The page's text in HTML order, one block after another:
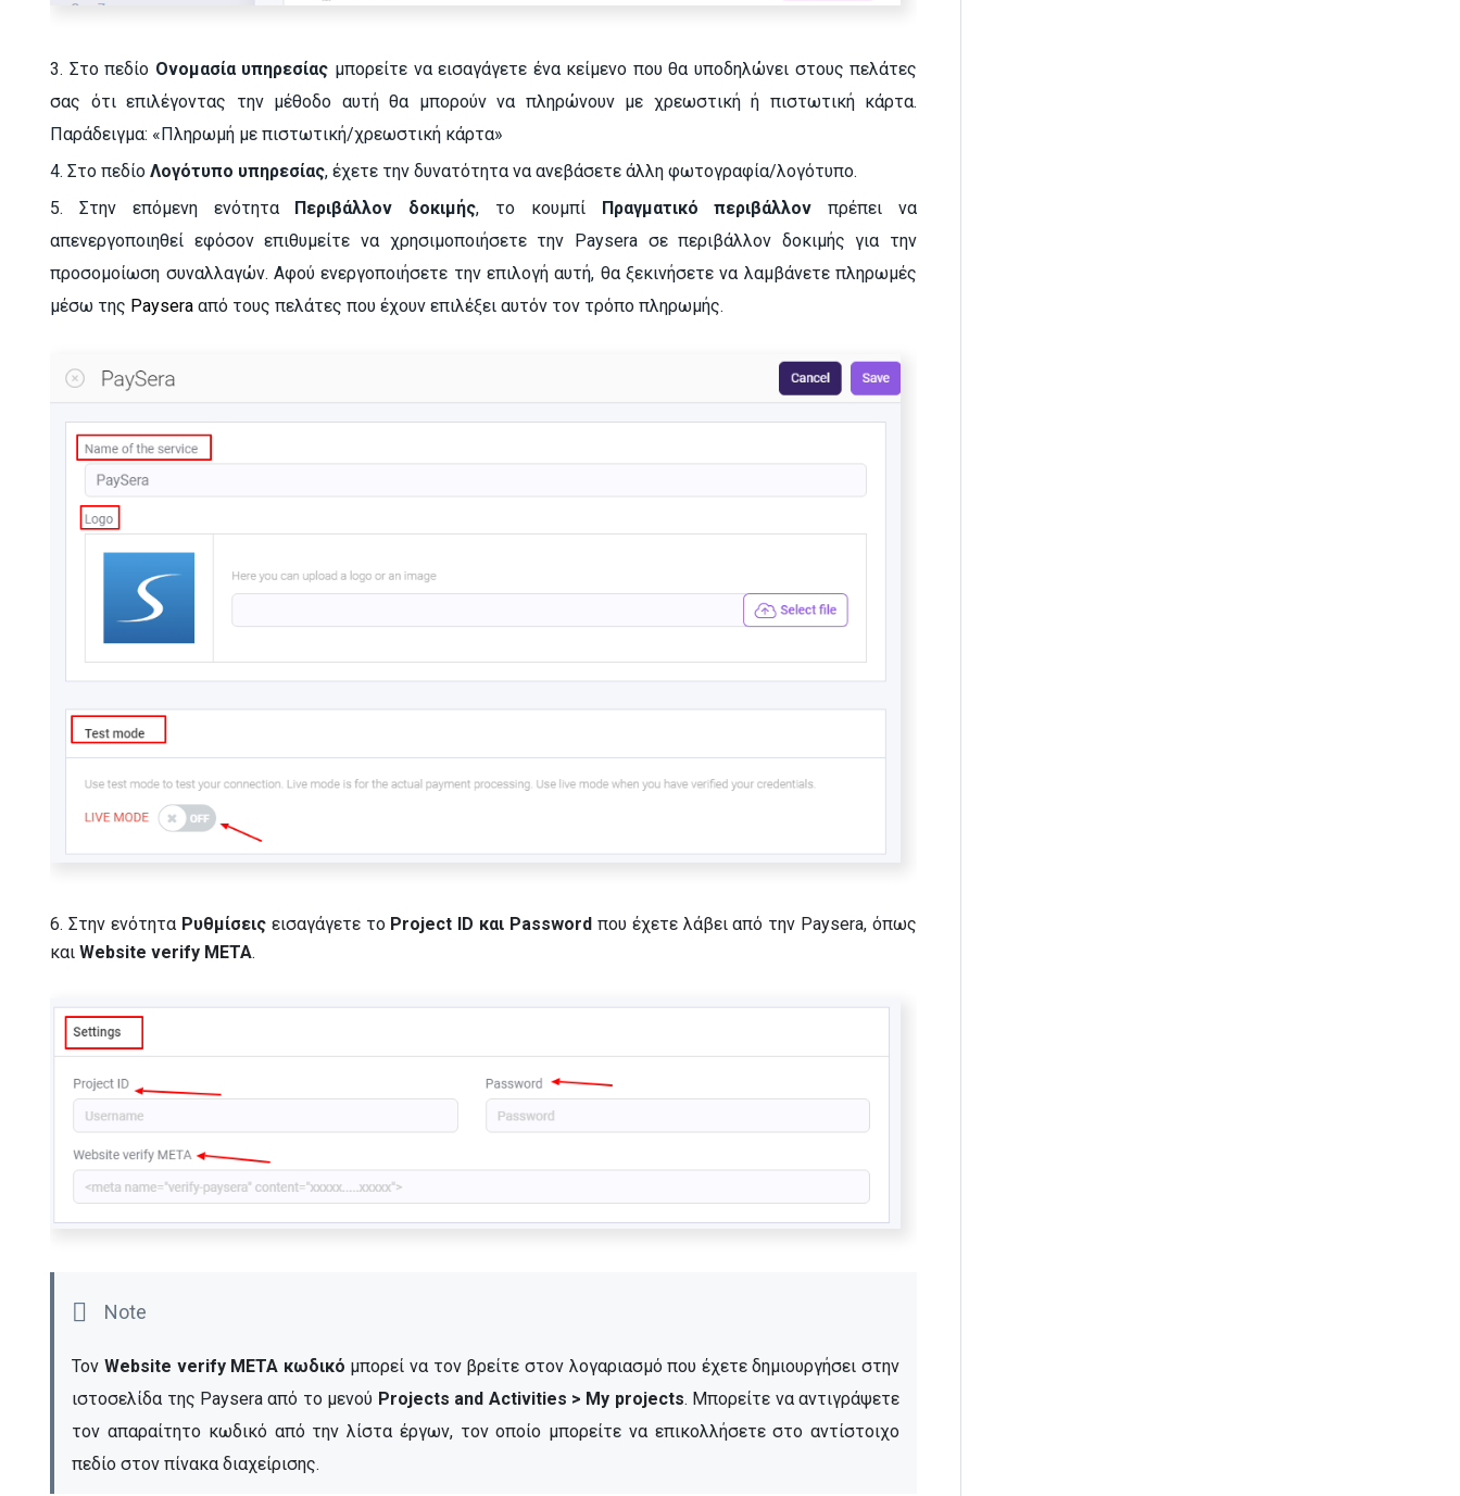
3. Στο πεδίο Ονομασία υπηρεσίας μπορείτε να εισαγάγετε ένα κείμενο που θα υποδηλώνει στους πελάτες
σας ότι επιλέγοντας την μέθοδο αυτή θα μπορούν να πληρώνουν με χρεωστική ή πιστωτική κάρτα.
Παράδειγμα: «Πληρωμή με πιστωτική/χρεωστική κάρτα»
4.Στο πεδίοΛογότυπο υπηρεσίας, έχετε την δυνατότητα να ανεβάσετε άλλη φωτογραφία/λογότυπο.
5.Στην επόμενη ενότητα Περιβάλλον δοκιμής, το κουμπί Πραγματικό περιβάλλον πρέπει να
απενεργοποιηθεί εφόσον επιθυμείτε να χρησιμοποιήσετε την Paysera σε περιβάλλον δοκιμής για την
προσομοίωση συναλλαγών. Αφού ενεργοποιήσετε την επιλογή αυτή, θα ξεκινήσετε να λαμβάνετε πληρωμές
μέσω της Paysera από τους πελάτες που έχουν επιλέξει αυτόν τον τρόπο πληρωμής.
6. Στην ενότητα Ρυθμίσειςεισαγάγετε το Project ID και Password που έχετε λάβει από την Paysera, όπως
καιWebsite verify META.
Τον Website verify META κωδικό μπορεί να τον βρείτε στον λογαριασμό που έχετε δημιουργήσει στην
ιστοσελίδα της Paysera από το μενού Projects and Activities > My projects. Μπορείτε να αντιγράψετε
τον απαραίτητο κωδικό από την λίστα έργων, τον οποίο μπορείτε να επικολλήσετε στο αντίστοιχο
πεδίο στον πίνακα διαχείρισης.